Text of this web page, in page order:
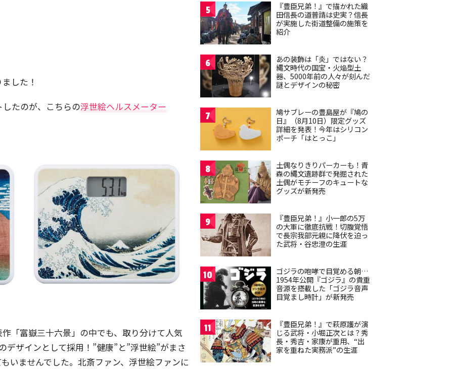
した！
たのが、こちらの浮世絵ヘルスメーター
「富嶽三十六景」の中でも、取り分けて人気
ザインとして採用！”健康”と”浮世絵”がまさ
いませんでした。北斎ファン、浮世絵ファンに
5
『豊臣兄弟！』で描かれた織
田信長の道普請は史実？信長
が実施した街道整備の施策を
紹介
6
あの装飾は「炎」ではない？
縄文時代の国宝・火焔型土
器、5000年前の人々が刻んだ
謎とデザインの秘密
7
鳩サブレーの豊島屋が『鳩の
日』（8月10日）限定グッズ
詳細を発表！今年はシリコン
ポーチ「はとっこ」
8
土偶なりきりパーカーも！青
森の縄文遺跡群で発掘された
土偶がモチーフのキュートな
グッズが新発売
9
『豊臣兄弟！』小一郎の5万
の大軍に徹底抗戦！切腹覚悟
で長宗我部元親に降伏を迫っ
た武将・谷忠澄の生涯
10
ゴジラの咆哮で目覚める朝…
1954年公開『ゴジラ』の貴重
音源を搭載した「ゴジラ音声
目覚まし時計」が新発売
11
『豊臣兄弟！』で萩原護が演
じる武将・小堀正次とは？秀
長・秀吉・家康が重用、“出
家を重ねた実務派”の生涯